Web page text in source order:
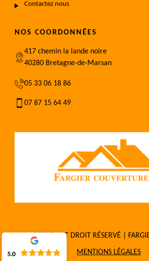
Contactez nous
NOS COORDONNÉES
417 chemin la lande noire
40280 Bretagne-de-Marsan
05 33 06 18 86
07 87 15 64 49
2016 - 2025 TOUT DROIT RÉSERVÉ |
MENTIONS LÉGALES
5.0